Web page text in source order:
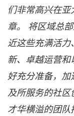
们非常高兴在
章。 将区域总
近这些充满活
新、卓越运营
好充分准备，
及所服务的社
才华横溢的团